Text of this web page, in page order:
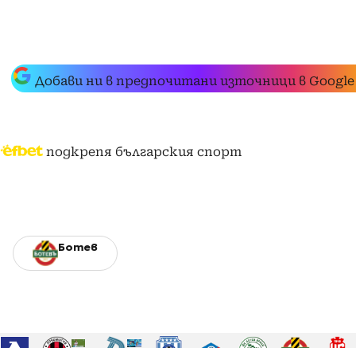
Добави ни в предпочитани източници в Google
подкрепя българския спорт
Ботев